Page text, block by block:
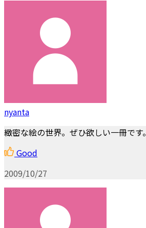
nyanta
緻密な絵の世界。ぜひ欲しい一冊です。
Good
2009/10/27